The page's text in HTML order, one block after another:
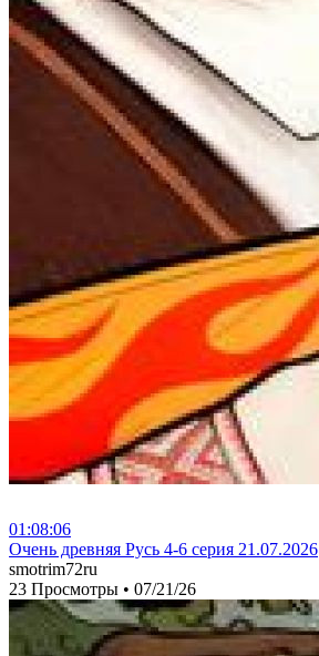
01:08:06
⁣Очень древняя Русь 4-6 серия 21.07.2026
smotrim72ru
23 Просмотры • 07/21/26